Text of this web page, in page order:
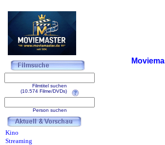
Filmtitel suchen
(10.574 Filme/DVDs)
Person suchen
Kino
Streaming